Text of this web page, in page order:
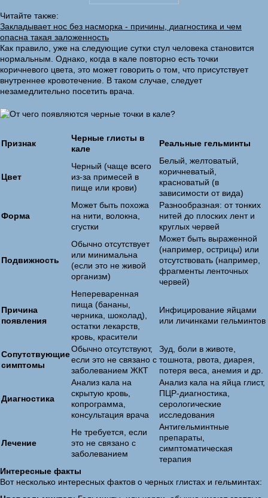
Читайте также:
Закладывает нос без насморка - причины, диагностика и чем
опасна такая заложенность
Как правило, уже на следующие сутки стул человека становится
нормальным. Однако, когда в кале повторно есть точки
коричневого цвета, это может говорить о том, что присутствует
внутреннее кровотечение. В таком случае, следует
незамедлительно посетить врача.
Признак
Черные глисты в
кале
Реальные гельминты
Цвет
Черный (чаще всего
из-за примесей в
пище или крови)
Белый, желтоватый,
коричневатый,
красноватый (в
зависимости от вида)
Форма
Может быть похожа
на нити, волокна,
сгустки
Разнообразная: от тонких
нитей до плоских лент и
круглых червей
Подвижность
Обычно отсутствует
или минимальна
(если это не живой
организм)
Может быть выраженной
(например, острицы) или
отсутствовать (например,
фрагменты ленточных
червей)
Причина
появления
Непереваренная
пища (бананы,
черника, шоколад),
остатки лекарств,
кровь, красители
Инфицирование яйцами
или личинками гельминтов
Сопутствующие
симптомы
Обычно отсутствуют,
если это не связано с
заболеванием ЖКТ
Зуд, боли в животе,
тошнота, рвота, диарея,
потеря веса, анемия и др.
Диагностика
Анализ кала на
скрытую кровь,
копрограмма,
консультация врача
Анализ кала на яйца глист,
ПЦР-диагностика,
серологические
исследования
Лечение
Не требуется, если
это не связано с
заболеванием
Антигельминтные
препараты,
симптоматическая
терапия
Интересные факты
Вот несколько интересных фактов о черных глистах и гельминтах: